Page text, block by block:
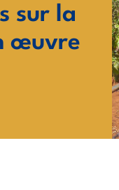
sur la
œuvre